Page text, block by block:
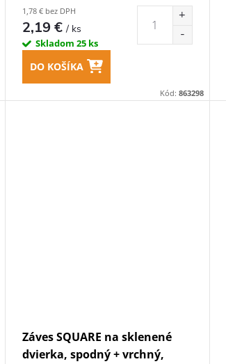
1,78 € bez DPH
2,19 €/ ks
Skladom 25 ks
DO KOŠÍKA
Kód: 863298
Záves SQUARE na sklenené
dvierka, spodný + vrchný,